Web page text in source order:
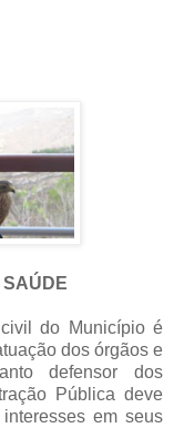
do Município é
dos órgãos e
defensor dos
Pública deve
em seus